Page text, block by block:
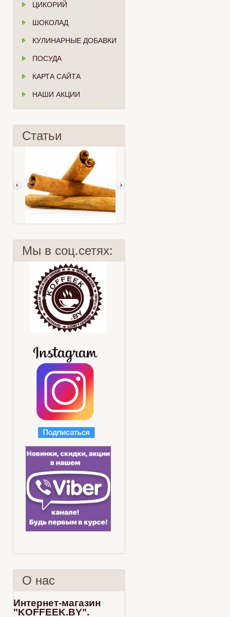
ЦИКОРИЙ
ШОКОЛАД
КУЛИНАРНЫЕ ДОБАВКИ
ПОСУДА
КАРТА САЙТА
НАШИ АКЦИИ
Статьи
Корица
Мы в соц.сетях:
О нас
Интернет-магазин
"KOFFEEK.BY".